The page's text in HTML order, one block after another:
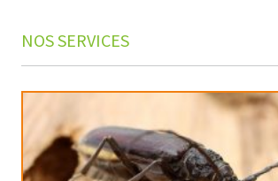
NOS SERVICES